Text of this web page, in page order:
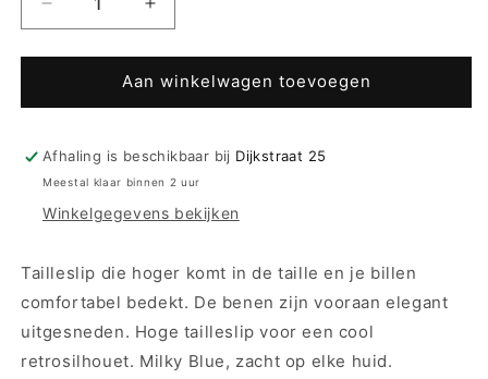
Aantal
verlagen
voor
Donna
-
Deauville
-
Blue
Aantal
verhogen
voor
Prima
Donna
-
Deauville
-
Blue
Aan winkelwagen toevoegen
Afhaling is beschikbaar bij Dijkstraat 25
Meestal klaar binnen 2 uur
Winkelgegevens bekijken
Tailleslip die hoger komt in de taille en je billen
comfortabel bedekt. De benen zijn vooraan elegant
uitgesneden. Hoge tailleslip voor een cool
retrosilhouet. Milky Blue, zacht op elke huid.